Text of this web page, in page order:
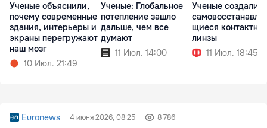
Ученые объяснили,
почему современные
здания, интерьеры и
экраны перегружают
наш мозг
10 Июл. 21:49
Ученые: Глобальное
потепление зашло
дальше, чем все
думают
11 Июл. 14:00
Ученые создали
щиеся
линзы
11 Июл. 18:45
Euronews 4 июня 2026, 08:25 8 786